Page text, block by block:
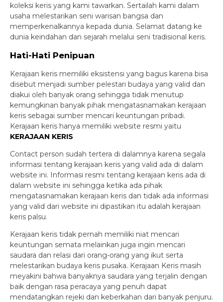
koleksi keris yang kami tawarkan. Sertailah kami dalam
usaha melestarikan seni warisan bangsa dan
memperkenalkannya kepada dunia. Selamat datang ke
dunia keindahan dan sejarah melalui seni tradisional keris.
Hati-Hati Penipuan
Kerajaan keris memiliki eksistensi yang bagus karena bisa
disebut menjadi sumber pelestari budaya yang valid dan
diakui oleh banyak orang sehingga tidak menutup
kemungkinan banyak pihak mengatasnamakan kerajaan
keris sebagai sumber mencari keuntungan pribadi.
Kerajaan keris hanya memiliki website resmi yaitu
KERAJAAN KERIS
Contact person sudah tertera di dalamnya karena segala
informasi tentang kerajaan keris yang valid ada di dalam
website ini. Informasi resmi tentang kerajaan keris ada di
dalam website ini sehingga ketika ada pihak
mengatasnamakan kerajaan keris dan tidak ada informasi
yang valid dari website ini dipastikan itu adalah kerajaan
keris palsu.
Kerajaan keris tidak pernah memiliki niat mencari
keuntungan semata melainkan juga ingin mencari
saudara dan relasi dari orang-orang yang ikut serta
melestarikan budaya keris pusaka. Kerajaan Keris masih
meyakini bahwa banyaknya saudara yang terjalin dengan
baik dengan rasa peracaya yang penuh dapat
mendatangkan rejeki dan keberkahan dari banyak penjuru.